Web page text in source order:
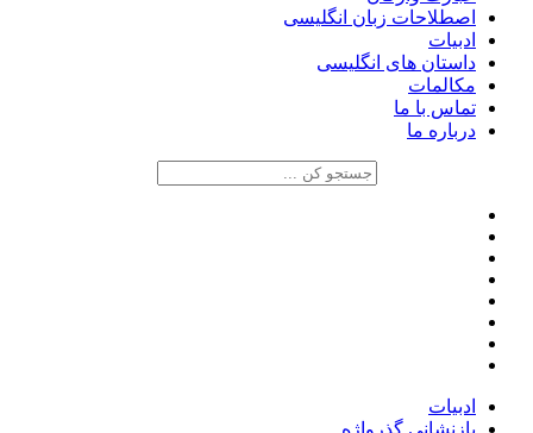
اصطلاحات زبان انگلیسی
ادبیات
داستان های انگلیسی
مکالمات
تماس با ما
درباره ما
ادبیات
بازنشانی گذرواژه